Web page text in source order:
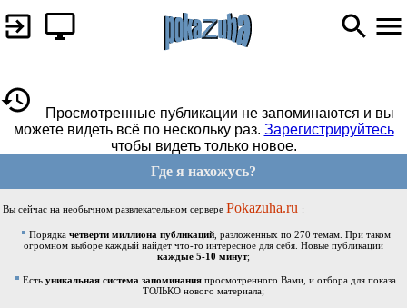
Просмотренные публикации не запоминаются и вы
можете видеть всё по нескольку раз. Зарегистрируйтесь
чтобы видеть только новое.
Где я нахожусь?
Вы сейчас на необычном развлекательном сервере Pokazuha.ru :
Порядка четверти миллиона публикаций, разложенных по 270 темам. При таком
огромном выборе каждый найдет что-то интересное для себя. Новые публикации
каждые 5-10 минут;
Есть уникальная система запоминания просмотренного Вами, и отбора для показа
ТОЛЬКО нового материала;